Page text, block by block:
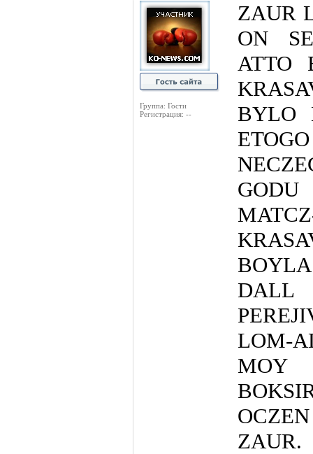
Группа: Гости
Регистрация: --
ZAUR
ON
ATTO
BYLO
DALL
LOM-
MOY
ZAUR.